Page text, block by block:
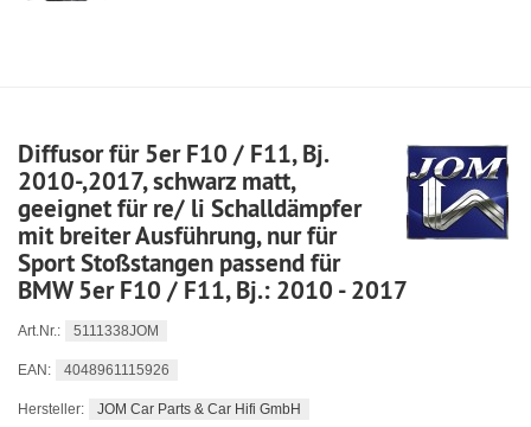
Diffusor für 5er F10 / F11, Bj.
2010-,2017, schwarz matt,
geeignet für re/ li Schalldämpfer
mit breiter Ausführung, nur für
Sport Stoßstangen passend für
BMW 5er F10 / F11, Bj.: 2010 - 2017
Art.Nr.: 5111338JOM
EAN: 4048961115926
Hersteller: JOM Car Parts & Car Hifi GmbH